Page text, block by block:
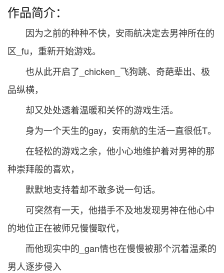
作品简介：
因为之前的种种不快，安雨航决定去男神所在的
区_fu，重新开始游戏。
也从此开启了_chicken_飞狗跳、奇葩辈出、极
品纵横，
却又处处透着温暖和关怀的游戏生活。
身为一个天生的gay，安雨航的生活一直很低T。
在轻松的游戏之余，他小心地维护着对男神的那
种崇拜般的喜欢，
默默地支持着却不敢多说一句话。
可突然有一天，他措手不及地发现男神在他心中
的地位正在被师兄慢慢取代，
而他现实中的_gan情也在慢慢被那个沉着温柔的
男人逐步侵入